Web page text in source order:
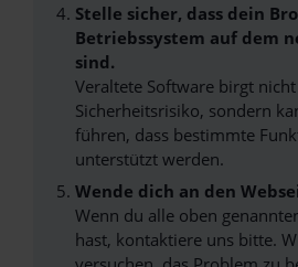
Stelle sicher, dass dein
Betriebssystem auf dem
sind.
Veraltete Software birgt
Sicherheitsrisiko, sondern
führen, dass bestimmte
unterstützt werden.
Wende dich an den
Wenn du alle oben
hast, kontaktiere uns bitte.